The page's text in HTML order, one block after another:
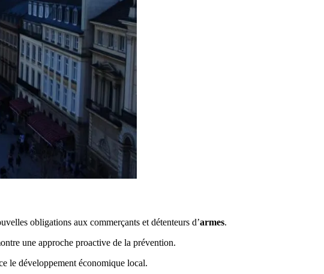
obligations aux commerçants et détenteurs d’armes.
une approche proactive de la prévention.
le développement économique local.